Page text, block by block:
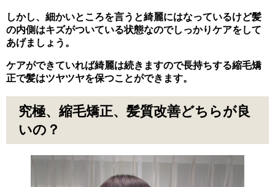
しかし、細かいところを言うと綺麗にはなっているけど髪
の内側はキズがついている状態なのでしっかりケアをして
あげましょう。
ケアができていれば綺麗は続きますので長持ちする縮毛矯
正で髪はツヤツヤを保つことができます。
究極、縮毛矯正、髪質改善どちらが良
いの？